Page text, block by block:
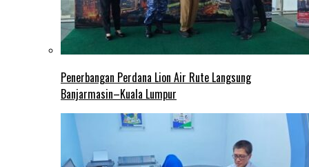
Penerbangan Perdana Lion Air Rute Langsung
Banjarmasin–Kuala Lumpur